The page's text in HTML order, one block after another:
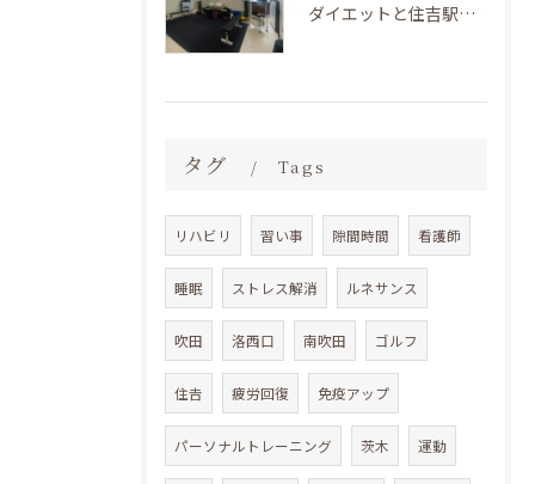
ダイエットと住吉駅の両立を目指すBEZEL神戸住吉店のパーソナルトレーニング活用法
タグ Tags
リハビリ 習い事 隙間時間 看護師
睡眠 ストレス解消 ルネサンス
吹田 洛西口 南吹田 ゴルフ
住𠮷 疲労回復 免疫アップ
パーソナルトレーニング 茨木 運動